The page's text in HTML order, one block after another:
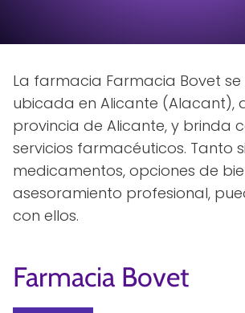
La farmacia Farmacia Bovet
ubicada en Alicante (Alacant),
provincia de Alicante, y brinda
servicios farmacéuticos. Tanto
medicamentos, opciones de
asesoramiento profesional,
con ellos.
Farmacia Bovet